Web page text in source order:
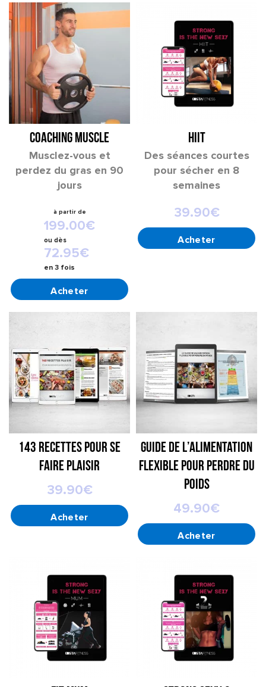
COACHING MUSCLE
Musclez-vous et
perdez du gras en 90
jours
199.00€
ou dès
72.95€
en 3 fois
HIIT
Des séances courtes
pour sécher en 8
semaines
39.90€
143 recettes pour se
faire plaisir
39.90€
Guide de l’alimentation
flexible pour perdre du
poids
49.90€